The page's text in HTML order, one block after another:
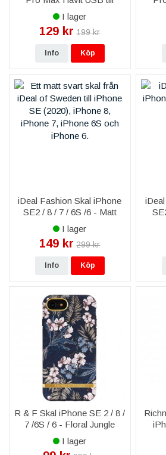
Lightning Kabel 2,0A 1,8m -
Svart
I lager
129 kr 199 kr
Info Köp
iDeal Fashion Skal iPhone
SE2 / 8 / 7 / 6S /6 - Matt
Svart
I lager
149 kr 299 kr
Info Köp
R & F Skal iPhone SE 2 / 8 /
7 /6S / 6 - Floral Jungle
I lager